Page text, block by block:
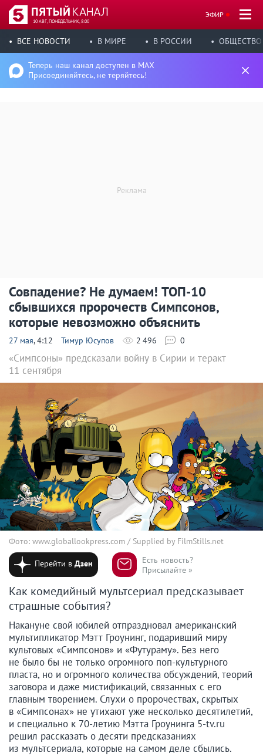
10 АВГ, ПОНЕДЕЛЬНИК, 8:00
ЭФИР
ВСЕ НОВОСТИ В МИРЕ В РОССИИ ОБЩЕСТВО
Теперь наш канал доступен в MAX
Присоединяйтесь, не теряйтесь!
Совпадение? Не думаем! ТОП-10
сбывшихся пророчеств Симпсонов,
которые невозможно объяснить
27 мая, 4:12 Тимур Юсупов 2 496 0
«Симпсоны» предсказали войну в Сирии и теракт
11 сентября
Фото: www.globallookpress.com / Supplied by FilmStills.net
Перейти вДзен
Есть новость?
Присылайте »
Как комедийный мультсериал предсказывает
страшные события?
Накануне свой юбилей отпраздновал американский
мультипликатор Мэтт Гроунинг, подаривший миру
культовых «Симпсонов» и «Футураму». Без него
не было бы не только огромного поп-культурного
пласта, но и огромного количества обсуждений, теорий
заговора и даже мистификаций, связанных с его
главным творением. Слухи о пророчествах, скрытых
в «Симпсонах» не утихают уже несколько десятилетий,
и специально к 70-летию Мэтта Гроунинга 5-tv.ru
решил рассказать о десяти предсказаниях
из мультсериала, которые на самом деле сбылись.